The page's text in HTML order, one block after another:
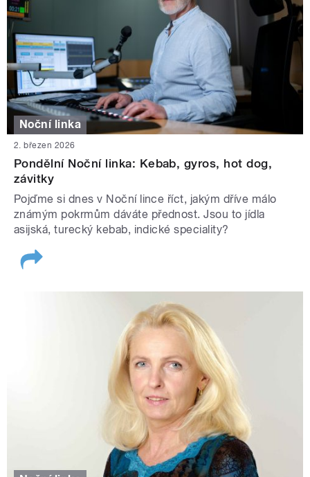
Noční linka
2. březen 2026
Pondělní Noční linka: Kebab, gyros, hot dog,
závitky
Pojďme si dnes v Noční lince říct, jakým dříve málo
známým pokrmům dáváte přednost. Jsou to jídla
asijská, turecký kebab, indické speciality?